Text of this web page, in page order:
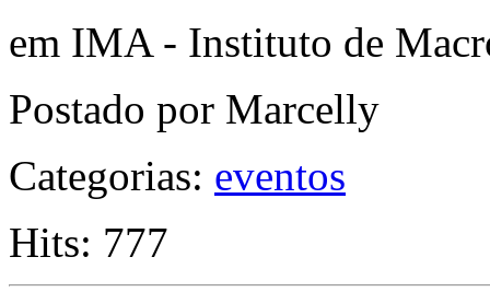
em IMA - Instituto de
Postado por Marcelly
Categorias: eventos
Hits: 777